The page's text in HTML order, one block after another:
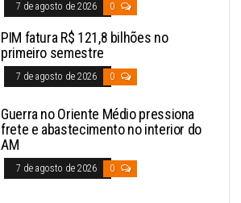
7 de agosto de 2026 0
PIM fatura R$ 121,8 bilhões no
primeiro semestre
7 de agosto de 2026 0
Guerra no Oriente Médio pressiona
frete e abastecimento no interior do
AM
7 de agosto de 2026 0